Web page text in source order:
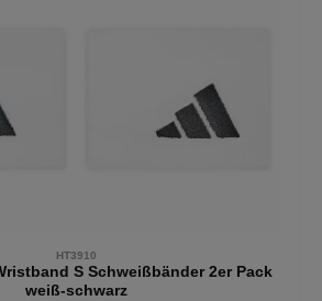
HT3910
S Schweißbänder 2er Pack
weiß-schwarz